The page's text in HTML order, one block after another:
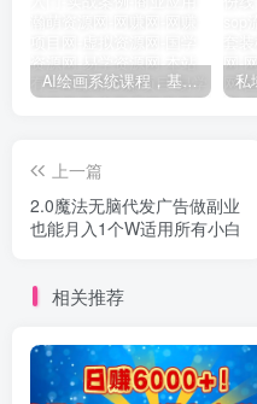
AI绘画系统课程，基础入门-实战案例-商业应用
上一篇
2.0魔法无脑代发广告做副业
也能月入1个W适用所有小白
相关推荐